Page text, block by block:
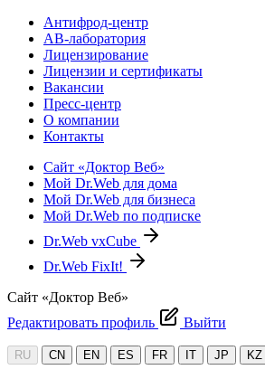
Антифрод-центр
АВ-лаборатория
Лицензирование
Лицензии и сертификаты
Вакансии
Пресс-центр
О компании
Контакты
Сайт «Доктор Веб»
Мой Dr.Web для дома
Мой Dr.Web для бизнеса
Мой Dr.Web по подписке
Dr.Web vxCube
Dr.Web FixIt!
Сайт «Доктор Веб»
Редактировать профиль
Выйти
RU CN EN ES FR IT JP KZ